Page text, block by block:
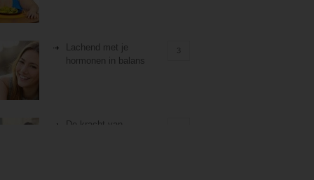
Lachend met je
hormonen in balans
3
De kracht van